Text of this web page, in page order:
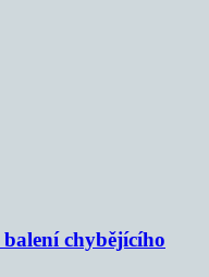
chybějícího